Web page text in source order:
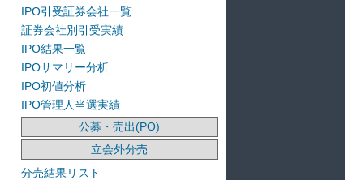
IPO引受証券会社一覧
証券会社別引受実績
IPO結果一覧
IPOサマリー分析
IPO初値分析
IPO管理人当選実績
公募・売出(PO)
立会外分売
分売結果リスト